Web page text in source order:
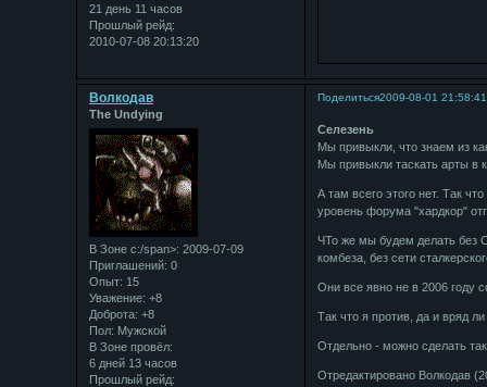
21 день 11 часов
Прошлый рейд:
2010-07-08 20:13:20
Поделиться2009-08-01 21:58:41
Bолкодав
The Undying
В Зоне с:/span>: 2009-07-09
Приглашений: 0
Опыт: 15
Уважение: +8
Доброта: +8
Пол: Мужской
В Зоне провёл:
6 дней 13 часов
Прошлый рейд:
Селезень
Мы привыкли, что знаем из
Мы привыкли таскать арты в
А там всего этого нет. Так
уровень форума "хардкор"
ЧТо же мы будем делать без
комбеза, без сети
Они все явно не в 2006 году
Так что я против, да и вряд ли
Отдельно - можно сделать
Отредактировано Bолкодав